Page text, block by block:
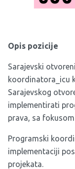
Opis pozicije
Sarajevski
koordinatora_icu
Sarajevskog
implementirati
prava, sa
Programski
implementaciji
projekata.